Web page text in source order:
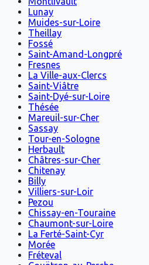
Lunay
Muides-sur-Loire
Theillay
Fossé
Saint-Amand-Longpré
Fresnes
La Ville-aux-Clercs
Saint-Viâtre
Saint-Dyé-sur-Loire
Thésée
Mareuil-sur-Cher
Sassay
Tour-en-Sologne
Herbault
Châtres-sur-Cher
Chitenay
Billy
Villiers-sur-Loir
Pezou
Chissay-en-Touraine
Chaumont-sur-Loire
La Ferté-Saint-Cyr
Morée
Fréteval